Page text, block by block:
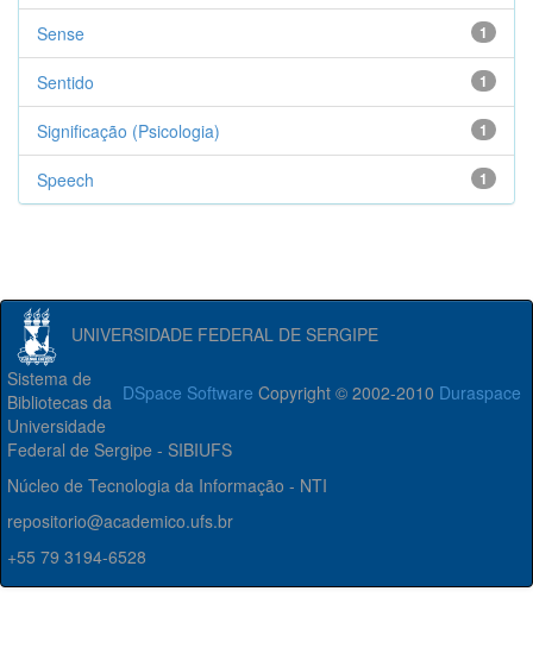
1
Sense
1
Sentido
1
Significação (Psicologia)
1
Speech
UNIVERSIDADE FEDERAL DE SERGIPE
DSpace Software Copyright © 2002-2010 Duraspace
Sistema de
Bibliotecas da
Universidade
Federal de Sergipe - SIBIUFS
Núcleo de Tecnologia da Informação - NTI
repositorio@academico.ufs.br
+55 79 3194-6528